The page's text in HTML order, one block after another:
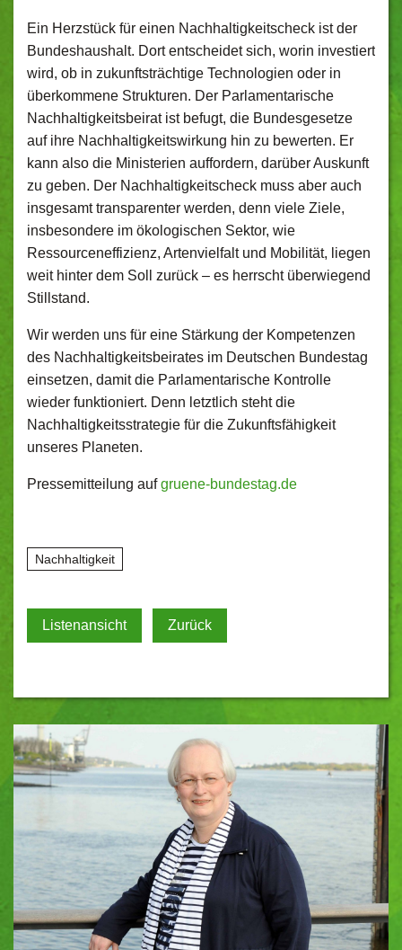
Ein Herzstück für einen Nachhaltigkeitscheck ist der
Bundeshaushalt. Dort entscheidet sich, worin investiert
wird, ob in zukunftsträchtige Technologien oder in
überkommene Strukturen. Der Parlamentarische
Nachhaltigkeitsbeirat ist befugt, die Bundesgesetze
auf ihre Nachhaltigkeitswirkung hin zu bewerten. Er
kann also die Ministerien auffordern, darüber Auskunft
zu geben. Der Nachhaltigkeitscheck muss aber auch
insgesamt transparenter werden, denn viele Ziele,
insbesondere im ökologischen Sektor, wie
Ressourceneffizienz, Artenvielfalt und Mobilität, liegen
weit hinter dem Soll zurück – es herrscht überwiegend
Stillstand.
Wir werden uns für eine Stärkung der Kompetenzen
des Nachhaltigkeitsbeirates im Deutschen Bundestag
einsetzen, damit die Parlamentarische Kontrolle
wieder funktioniert. Denn letztlich steht die
Nachhaltigkeitsstrategie für die Zukunftsfähigkeit
unseres Planeten.
Pressemitteilung aufgruene-bundestag.de
Nachhaltigkeit
Listenansicht Zurück